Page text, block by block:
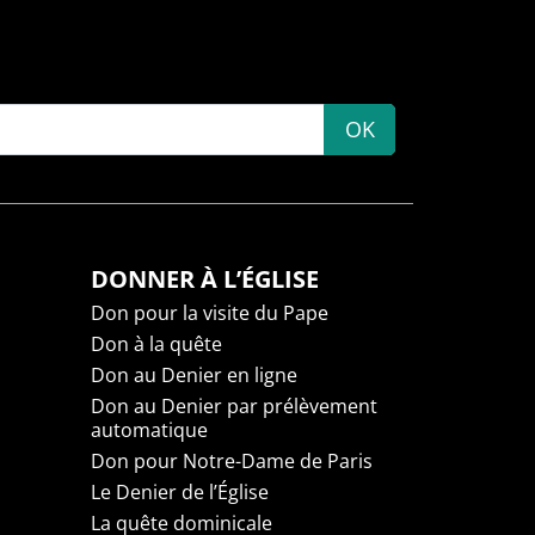
OK
DONNER À L’ÉGLISE
Don pour la visite du Pape
Don à la quête
Don au Denier en ligne
Don au Denier par prélèvement
automatique
Don pour Notre-Dame de Paris
Le Denier de l’Église
La quête dominicale